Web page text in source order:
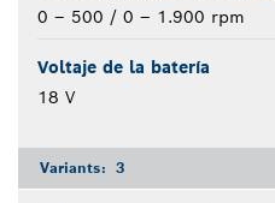
0 – 500 / 0 – 1.900 rpm
Voltaje de la batería
18 V
Variants: 3